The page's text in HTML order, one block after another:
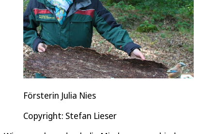
Försterin Julia Nies
Copyright: Stefan Lieser